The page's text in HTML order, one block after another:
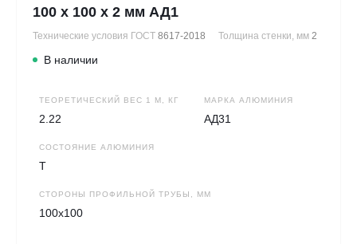
100 х 100 х 2 мм АД1
Технические условия ГОСТ 8617-2018 Толщина стенки, мм 2
В наличии
ТЕОРЕТИЧЕСКИЙ ВЕС 1 М, КГ
2.22
МАРКА АЛЮМИНИЯ
АД31
СОСТОЯНИЕ АЛЮМИНИЯ
Т
СТОРОНЫ ПРОФИЛЬНОЙ ТРУБЫ, ММ
100х100